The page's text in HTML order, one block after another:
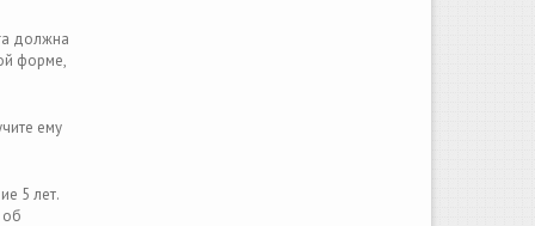
должна
форме,
ему
5 лет.
об